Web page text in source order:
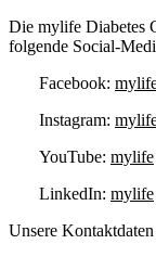
Die mylife Diabetes
folgende Social-
Facebook:
Instagram:
YouTube: mylife
LinkedIn: mylife
Unsere